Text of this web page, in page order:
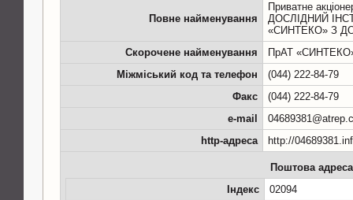
Повне найменування
Приватне
ДОСЛІДНИЙ
«СИНТЕКО» З
Скорочене найменування
ПрАТ
Міжміський код та телефон
(044) 222-84-79
Факс
(044) 222-84-79
e-mail
http-адреса
http://
Поштова
Індекс
02094